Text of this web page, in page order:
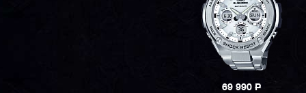
69 990P